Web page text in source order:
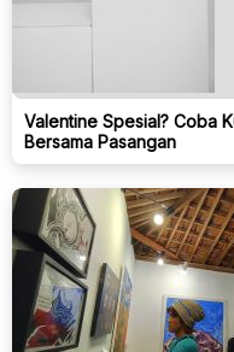
Valentine Spesial? Coba
Bersama Pasangan